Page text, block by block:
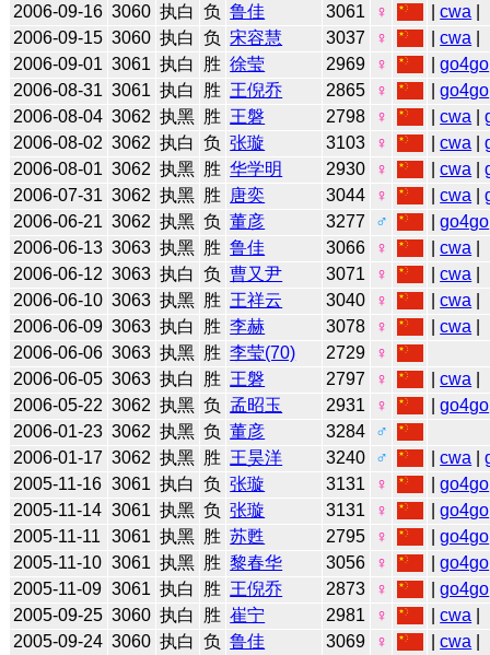
2006-09-16 3060 执白 负 鲁佳 3061 ♀ |cwa
2006-09-15 3060 执白 负 宋容慧 3037 ♀ |cwa
2006-09-01 3061 执白 胜 徐莹 2969 ♀ |go4go
2006-08-31 3061 执白 胜 王倪乔 2865 ♀ |go4go
2006-08-04 3062 执黑 胜 王磐 2798 ♀ |cwa |
2006-08-02 3062 执白 负 张璇 3103 ♀ |cwa |
2006-08-01 3062 执黑 胜 华学明 2930 ♀ |cwa |
2006-07-31 3062 执黑 胜 唐奕 3044 ♀ |cwa |
2006-06-21 3062 执黑 负 董彦 3277 ♂ |go4go
2006-06-13 3063 执黑 胜 鲁佳 3066 ♀ |cwa
2006-06-12 3063 执白 负 曹又尹 3071 ♀ |cwa
2006-06-10 3063 执黑 胜 王祥云 3040 ♀ |cwa
2006-06-09 3063 执白 胜 李赫 3078 ♀ |cwa
2006-06-06 3063 执黑 胜 李莹(70) 2729
♀
2006-06-05 3063 执白 胜 王磐 2797 ♀ |cwa
2006-05-22 3062 执黑 负 孟昭玉 2931 ♀ |go4go
2006-01-23 3062 执黑 负 董彦 3284
♂
2006-01-17 3062 执黑 胜 王昊洋 3240 ♂ |cwa |
2005-11-16 3061 执白 负 张璇 3131 ♀ |go4go
2005-11-14 3061 执黑 负 张璇 3131 ♀ |go4go
2005-11-11
3061 执黑 胜 苏甦 2795 ♀ |go4go
2005-11-10 3061 执黑 胜 黎春华 3056 ♀ |go4go
2005-11-09 3061 执白 胜 王倪乔 2873 ♀ |go4go
2005-09-25 3060 执白 胜 崔宁 2981 ♀ |cwa
2005-09-24 3060 执白 负 鲁佳 3069 ♀ |cwa